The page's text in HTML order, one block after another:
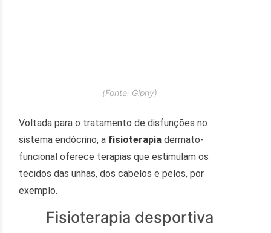
(Fonte: Giphy)
Voltada para o tratamento de disfunções no
sistema endócrino, a fisioterapiadermato-
funcional oferece terapias que estimulam os
tecidos das unhas, dos cabelos e pelos, por
exemplo.
Fisioterapia desportiva